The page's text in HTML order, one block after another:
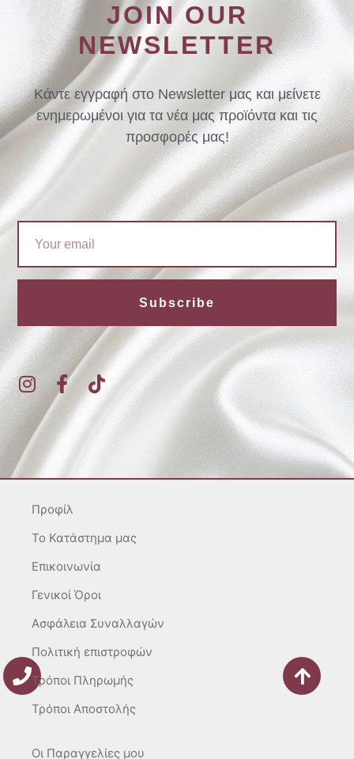
JOIN OUR
NEWSLETTER
Κάντε εγγραφή στο Newsletter μας και μείνετε
ενημερωμένοι για τα νέα μας προϊόντα και τις
προσφορές μας!
Subscribe
I
n
t
a
g
a
m
F
a
c
e
b
o
k
-
T
k
Προφίλ
To Κατάστημα μας
Επικοινωνία
Γενικοί Όροι
Ασφάλεια Συναλλαγών
Πολιτική επιστροφών
Τρόποι Πληρωμής
Τρόποι Αποστολής
Οι Παραγγελίες μου